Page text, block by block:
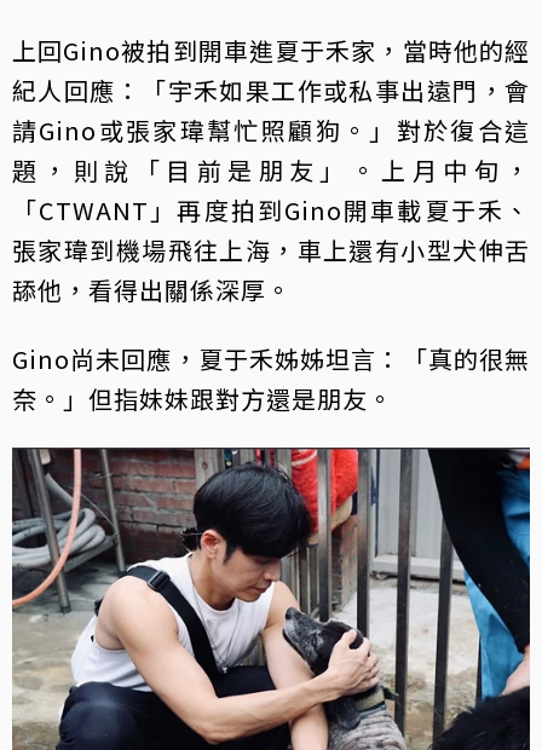
上回Gino被拍到開車進夏于禾家，當時他的經
紀人回應：「宇禾如果工作或私事出遠門，會
請Gino或張家瑋幫忙照顧狗。」對於復合這
題，則說「目前是朋友」。上月中旬，
「CTWANT」再度拍到Gino開車載夏于禾、
張家瑋到機場飛往上海，車上還有小型犬伸舌
舔他，看得出關係深厚。
Gino尚未回應，夏于禾姊姊坦言：「真的很無
奈。」但指妹妹跟對方還是朋友。